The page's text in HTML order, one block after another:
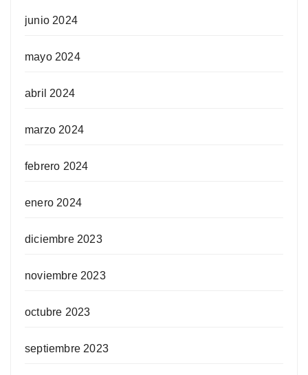
junio 2024
mayo 2024
abril 2024
marzo 2024
febrero 2024
enero 2024
diciembre 2023
noviembre 2023
octubre 2023
septiembre 2023